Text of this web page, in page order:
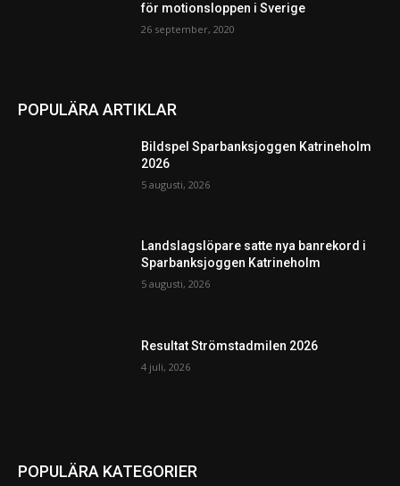
för motionsloppen i Sverige
26 september, 2020
POPULÄRA ARTIKLAR
Bildspel Sparbanksjoggen Katrineholm
2026
5 augusti, 2026
Landslagslöpare satte nya banrekord i
Sparbanksjoggen Katrineholm
5 augusti, 2026
Resultat Strömstadmilen 2026
4 juli, 2026
POPULÄRA KATEGORIER